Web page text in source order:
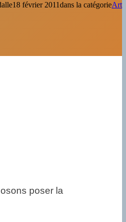
le18 février 2011dans la catégorieArt
poser la